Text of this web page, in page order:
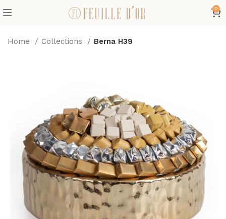
0
Home Collections Berna H39